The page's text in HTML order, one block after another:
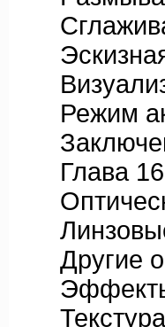
Эскизная
Режим
Глава 16.
Другие
Эффекты